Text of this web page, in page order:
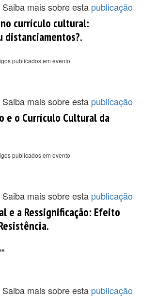
Saiba mais sobre esta publicação
currículo cultural:
distanciamentos?.
publicados em evento
Saiba mais sobre esta publicação
e o Currículo Cultural da
publicados em evento
Saiba mais sobre esta publicação
e a Ressignificação: Efeito
Saiba mais sobre esta publicação